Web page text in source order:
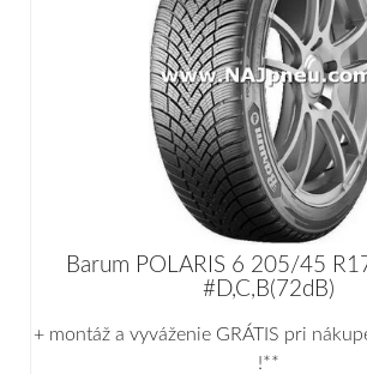
Barum POLARIS 6 205/45
#D,C,B(72dB)
+ montáž a vyváženie GRÁTIS pri
!**